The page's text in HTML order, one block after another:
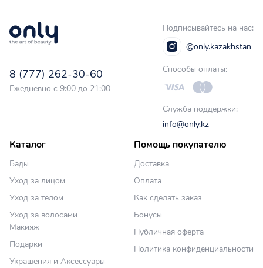
8 (777) 262-30-60
Ежедневно с 9:00 до 21:00
Подписывайтесь на нас:
@only.kazakhstan
Способы оплаты:
Служба поддержки:
info@only.kz
Каталог
Бады
Уход за лицом
Уход за телом
Уход за волосами
Макияж
Подарки
Украшения и Аксессуары
Помощь покупателю
Доставка
Оплата
Как сделать заказ
Бонусы
Публичная оферта
Политика конфиденциальности